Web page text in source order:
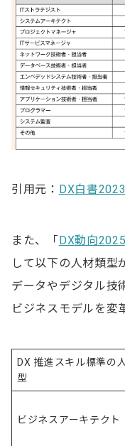
引用元： DX白書
また、「 DX動向2025
して以下の人材類型
データやデジタル技
ビジネスモデルを変
DX 推進スキル標準の
型
ビジネスアーキテクト